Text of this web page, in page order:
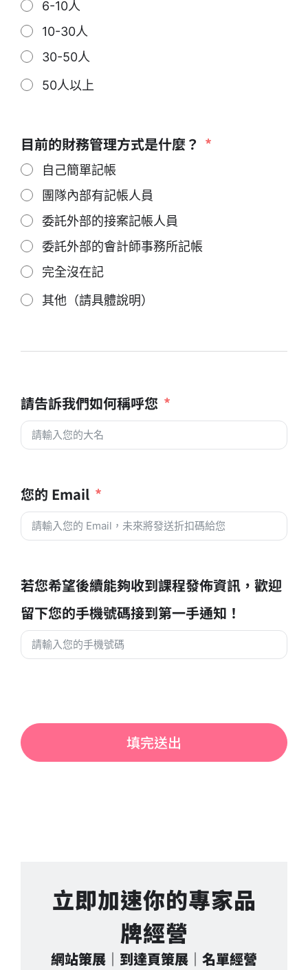
6-10人
10-30人
30-50人
50人以上
目前的財務管理方式是什麼？
自己簡單記帳
團隊內部有記帳人員
委託外部的接案記帳人員
委託外部的會計師事務所記帳
完全沒在記
其他（請具體說明）
請告訴我們如何稱呼您
您的 Email
若您希望後續能夠收到課程發佈資訊，歡迎
留下您的手機號碼接到第一手通知！
填完送出
立即加速你的專家品
牌經營
網站策展｜到達頁策展｜名單經營